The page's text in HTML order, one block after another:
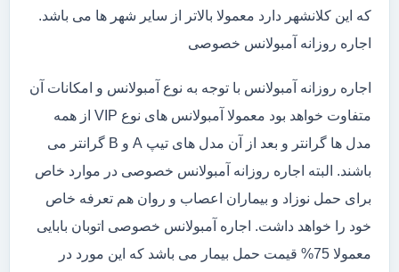
که این کلانشهر دارد معمولا بالاتر از سایر شهر ها می باشد.
اجاره روزانه آمبولانس خصوصی
اجاره روزانه آمبولانس با توجه به نوع آمبولانس و امکانات آن
متفاوت خواهد بود معمولا آمبولانس های نوع VIP از همه
مدل ها گرانتر و بعد از آن مدل های تیپ A و B گرانتر می
باشند. البته اجاره روزانه آمبولانس خصوصی در موارد خاص
برای حمل نوزاد و بیماران اعصاب و روان هم تعرفه خاص
خود را خواهد داشت. اجاره آمبولانس خصوصی اتوبان بابایی
معمولا 75% قیمت حمل بیمار می باشد که این مورد در